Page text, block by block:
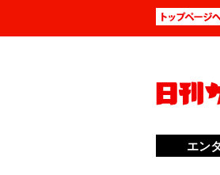
エン